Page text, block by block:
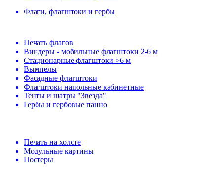
Флаги, флагштоки и гербы
Печать флагов
Виндеры - мобильные флагштоки 2-6 м
Стационарные флагштоки >6 м
Вымпелы
Фасадные флагштоки
Флагштоки напольные кабинетные
Тенты и шатры "Звезда"
Гербы и гербовые панно
Печать на холсте
Модульные картины
Постеры